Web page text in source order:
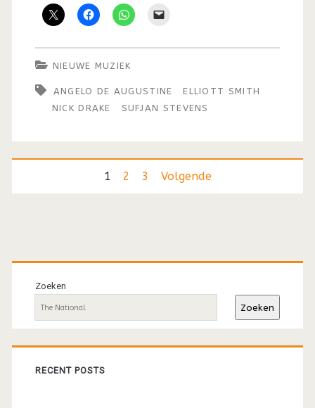
NIEUWE MUZIEK
ANGELO DE AUGUSTINE
ELLIOTT SMITH
NICK DRAKE
SUFJAN STEVENS
Berichten
1 2 3 Volgende
Primaire
sidebar
Zoeken
Zoeken
RECENT POSTS